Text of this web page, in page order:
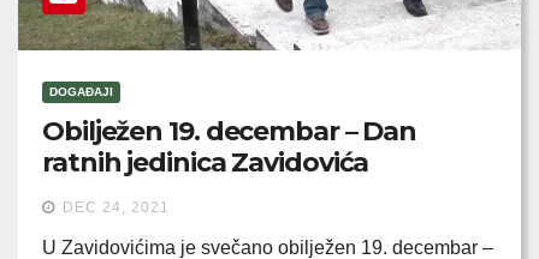
DOGAĐAJI
Obilježen 19. decembar – Dan
ratnih jedinica Zavidovića
DEC 24, 2021
U Zavidovićima je svečano obilježen 19. decembar –